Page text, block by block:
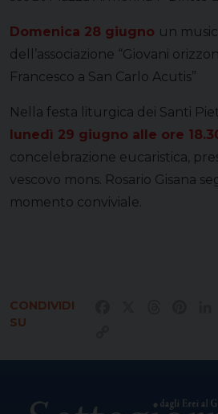
Domenica 28 giugno un
dell’associazione “Giovani
Francesco a San Carlo Acutis”
Nella festa liturgica dei Santi
lunedì 29 giugno alle ore
concelebrazione eucaristica,
vescovo mons. Rosario Gisana
momento conviviale.
CONDIVIDI
SU